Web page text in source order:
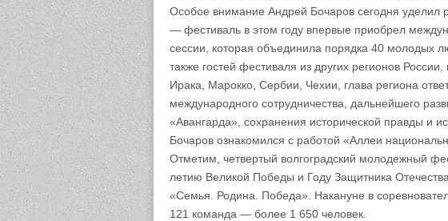
Особое внимание Андрей Бочаров сегодня уделил
— фестиваль в этом году впервые приобрел
сессии, которая объединила порядка 40 молодых
также гостей фестиваля из других регионов
Ирака, Марокко, Сербии, Чехии, глава региона
международного сотрудничества, дальнейшего
«Авангарда», сохранения исторической правды и
Бочаров ознакомился с работой «Аллеи
Отметим, четвертый волгоградский молодежный
летию Великой Победы и Году Защитника
«Семья. Родина. Победа». Накануне в
121 команда — более 1 650 человек.